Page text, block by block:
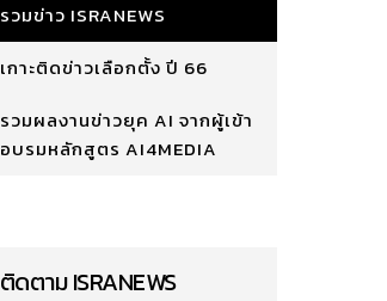
รวมข่าว ISRANEWS
เกาะติดข่าวเลือกตั้ง ปี 66
รวมผลงานข่าวยุค AI จากผู้เข้า
อบรมหลักสูตร AI4MEDIA
ติดตาม ISRANEWS